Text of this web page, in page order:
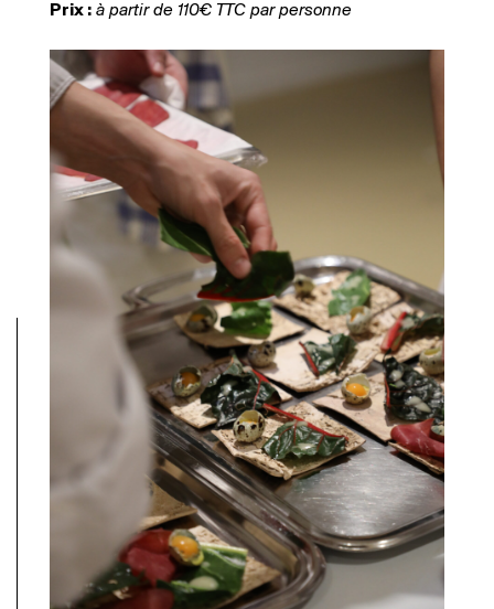
Prix : à partir de 110€ TTC par personne